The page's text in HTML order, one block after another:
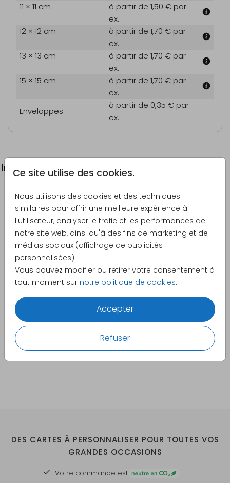
Ce site utilise des cookies.
Nous utilisons des cookies et des techniques
similaires pour offrir une meilleure expérience à
l'utilisateur, analyser le trafic et les performances de
notre site web, ainsi qu'à des fins de marketing et de
médias sociaux (affichage de publicités
personnalisées).
Vous pouvez modifier ou retirer votre consentement à
tout moment sur notre politique de cookies.
Accepter
Refuser
11 × 11 cm
à partir de 1,50 € par
ex.
12 × 12 cm
à partir de 1,70 € par
ex.
13 × 13 cm
à partir de 1,70 € par
ex.
15 × 15 cm
à partir de 1,70 € par
ex.
Enveloppes
à partir de 0,35 € par
ex.
Informations du produit
Description
Créez votre invitation avec trois photos. En raison de
la découpe des cartes, il peut y avoir une différence
de largeur de 1 à 3 mm (à gauche/droite et en
haut/en bas) sur le cadre. Astuce : créez une
bordure aussi grande que possible pour que cette
différence éventuelle ne soit pas visible.
Voir plus
Pretty Orange
Catégorie
À personnaliser
DES CARTES À PERSONNALISER POUR TOUTES VOS
GRANDES OCCASIONS
Votre commande est